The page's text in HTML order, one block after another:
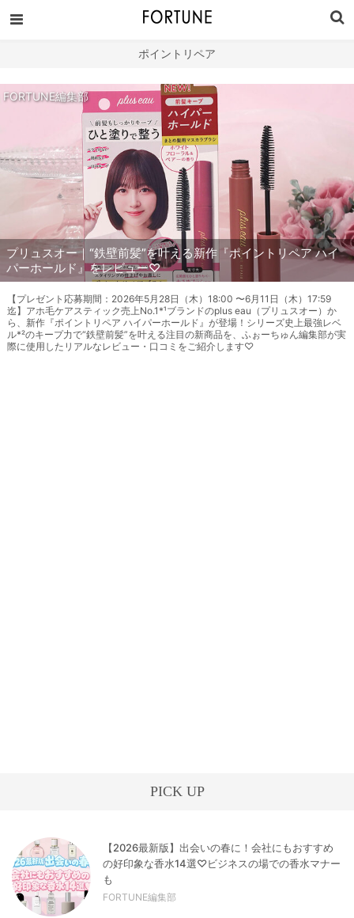
ポイントリペア
FORTUNE編集部
プリュスオー｜“鉄壁前髪”を叶える新作『ポイントリペア ハイ
パーホールド』をレビュー♡
【プレゼント応募期間：2026年5月28日（木）18:00 〜6月11日（木）17:59
迄】アホ毛ケアスティック売上No.1*¹ブランドのplus eau（プリュスオー）か
ら、新作『ポイントリペア ハイパーホールド』が登場！シリーズ史上最強レベ
ル*²のキープ力で“鉄壁前髪”を叶える注目の新商品を、ふぉーちゅん編集部が実
際に使用したリアルなレビュー・口コミをご紹介します♡
PICK UP
【2026最新版】出会いの春に！会社にもおすすめ
の好印象な香水14選♡ビジネスの場での香水マナー
も
FORTUNE編集部